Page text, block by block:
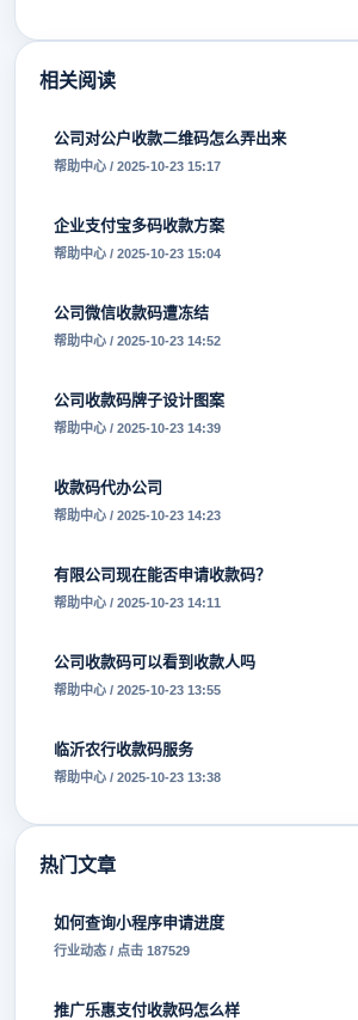
相关阅读
公司对公户收款二维码怎么弄出来
帮助中心 / 2025-10-23 15:17
企业支付宝多码收款方案
帮助中心 / 2025-10-23 15:04
公司微信收款码遭冻结
帮助中心 / 2025-10-23 14:52
公司收款码牌子设计图案
帮助中心 / 2025-10-23 14:39
收款码代办公司
帮助中心 / 2025-10-23 14:23
有限公司现在能否申请收款码？
帮助中心 / 2025-10-23 14:11
公司收款码可以看到收款人吗
帮助中心 / 2025-10-23 13:55
临沂农行收款码服务
帮助中心 / 2025-10-23 13:38
热门文章
如何查询小程序申请进度
行业动态 / 点击 187529
推广乐惠支付收款码怎么样